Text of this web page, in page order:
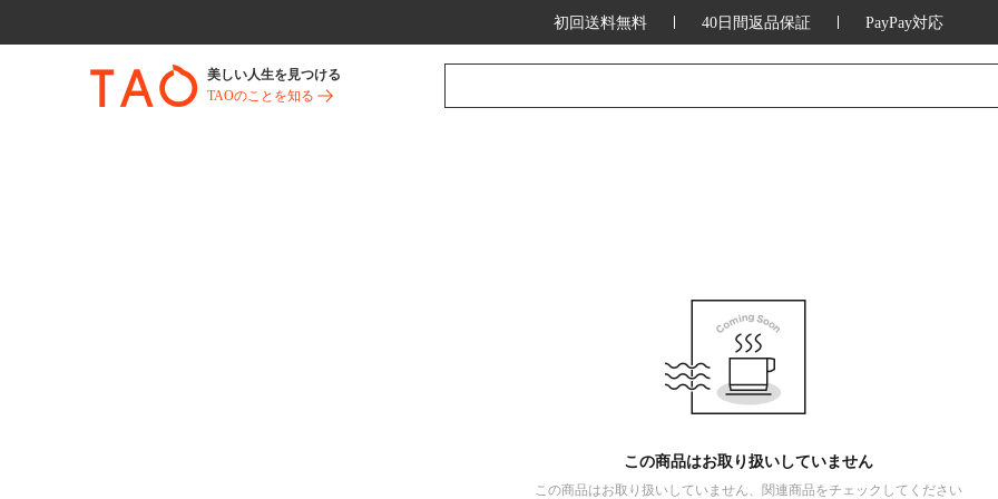
初回送料無料 40日間返品保証 PayPay対応
美しい人生を見つける
TAOのことを知る
この商品はお取り扱いしていません
この商品はお取り扱いしていません、関連商品をチェックしてください